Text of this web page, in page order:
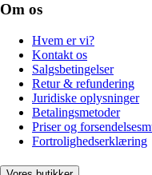
Om os
Hvem er vi?
Kontakt os
Salgsbetingelser
Retur & refundering
Juridiske oplysninger
Betalingsmetoder
Priser og
Fortrolighedserklæring